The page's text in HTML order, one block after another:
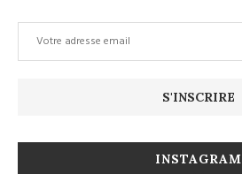
INSTAGRAM